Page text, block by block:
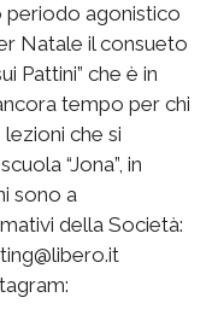
periodo agonistico
Natale il consueto
Pattini” che è in
tempo per chi
che si
“Jona”, in
sono a
della Società: